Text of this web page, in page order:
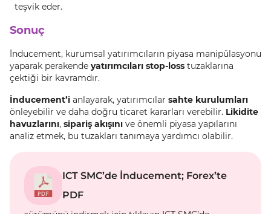
teşvik eder.
Sonuç
İnducement, kurumsal yatırımcıların piyasa manipülasyonu
yaparak perakende yatırımcıları stop-loss tuzaklarına
çektiği bir kavramdır.
İnducement’i anlayarak, yatırımcılar sahte kurulumları
önleyebilir ve daha doğru ticaret kararları verebilir. Likidite
havuzlarını, sipariş akışını ve önemli piyasa yapılarını
analiz etmek, bu tuzakları tanımaya yardımcı olabilir.
ICT SMC’de İnducement; Forex’te
PDF